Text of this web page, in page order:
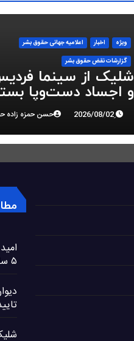
ویژه اخبار
اعلاميه جهانی حقوق بشر
گزارشات نقض حقوق بشر
شلیک از سینما
و اجساد دست‌وپا
سرکوب انقلاب ملی در
البرز حسن حمزه زاده
۵ سال زندان محکوم شد